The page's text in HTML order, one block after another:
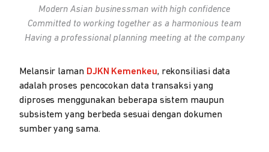
Modern Asian businessman with high confidence
Committed to working together as a harmonious team
Having a professional planning meeting at the company
Melansir laman DJKN Kemenkeu, rekonsiliasi data
adalah proses pencocokan data transaksi yang
diproses menggunakan beberapa sistem maupun
subsistem yang berbeda sesuai dengan dokumen
sumber yang sama.